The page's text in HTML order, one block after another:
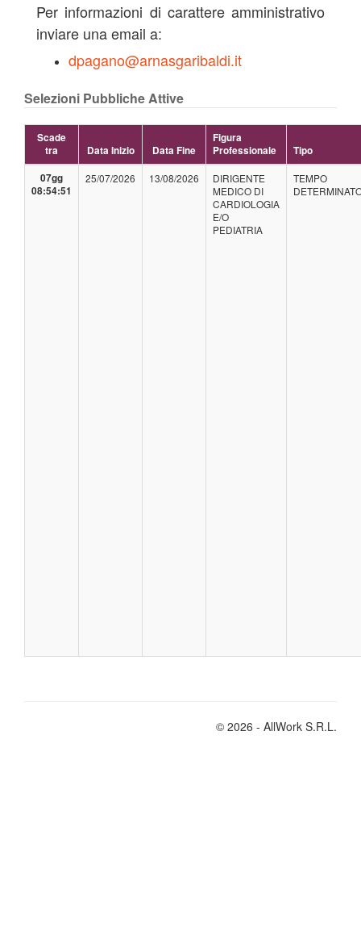
Per informazioni di carattere amministrativo
inviare una email a:
dpagano@arnasgaribaldi.it
Selezioni Pubbliche Attive
Scade
tra
Data Inizio Data Fine
Figura
Professionale
Tipo
07gg
08:54:50
25/07/2026 13/08/2026
DIRIGENTE
MEDICO DI
CARDIOLOGIA
E/O
PEDIATRIA
TEMPO
© 2026 - AllWork S.R.L.